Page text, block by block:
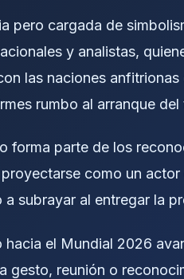
pero cargada de
y analistas,
las naciones
rumbo al arranque del
forma parte de los
como un
subrayar al entregar la
hacia el Mundial 2026
gesto, reunión o